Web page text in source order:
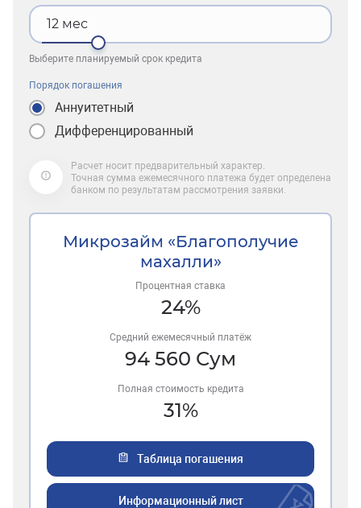
12 мес
Выберите планируемый срок кредита
Порядок погашения
Аннуитетный
Дифференцированный
Расчет носит предварительный характер.
Точная сумма ежемесячного платежа будет определена
банком по результатам рассмотрения заявки.
Микрозайм «Благополучие
махалли»
Процентная ставка
24%
Средний ежемесячный платёж
94 560 Сум
Полная стоимость кредита
31%
Таблица погашения
Информационный лист